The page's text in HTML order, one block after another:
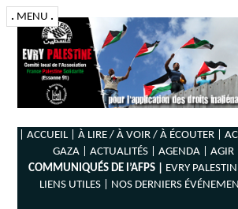
. MENU .
| ACCUEIL | À LIRE / À VOIR / À ÉCOUTER |
GAZA |
ACTUALITÉS | AGENDA | AGIR |
COMMUNIQUÉS DE l’AFPS |
EVRY
LIENS UTILES |
NOS DERNIERS